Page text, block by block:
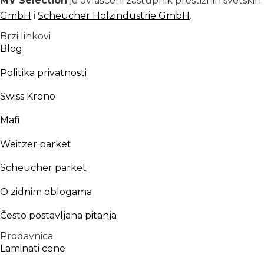
GmbH i Scheucher Holzindustrie GmbH.
Brzi linkovi
Blog
Politika privatnosti
Swiss Krono
Mafi
Weitzer parket
Scheucher parket
O zidnim oblogama
Često postavljana pitanja
Prodavnica
Laminati cene